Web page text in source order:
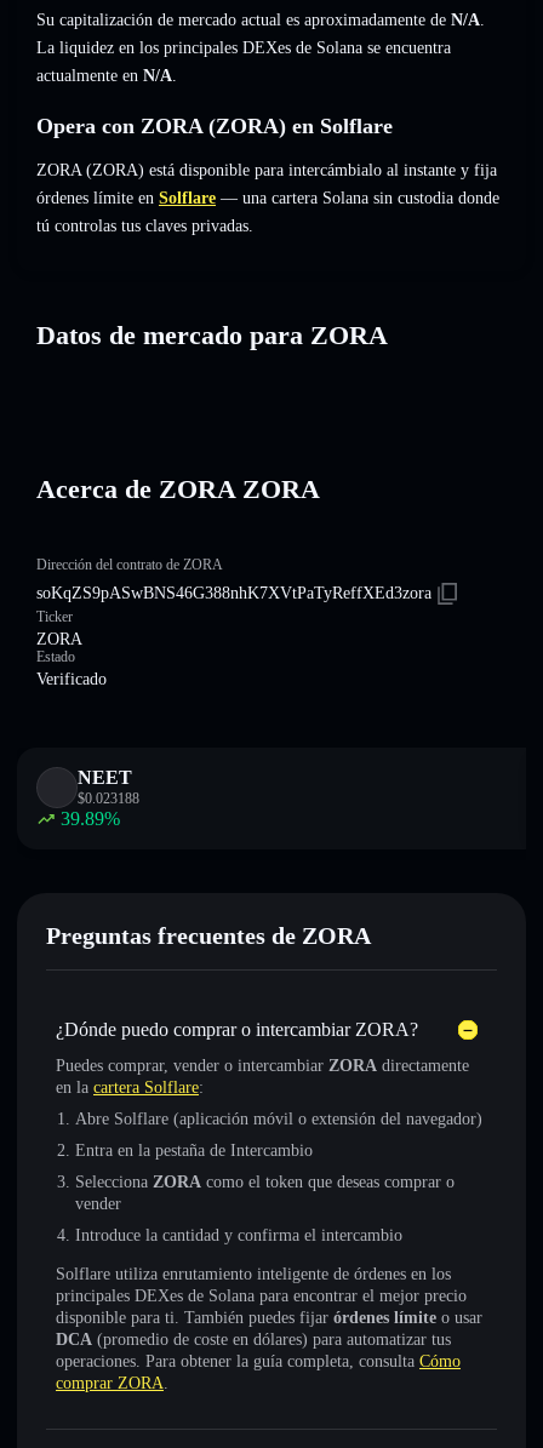
Su capitalización de mercado actual es aproximadamente de N/A.
La liquidez en los principales DEXes de Solana se encuentra
actualmente en N/A.
Opera con ZORA (ZORA) en Solflare
ZORA (ZORA) está disponible para intercámbialo al instante y fija
órdenes límite en Solflare — una cartera Solana sin custodia donde
tú controlas tus claves privadas.
Datos de mercado para ZORA
Acerca de ZORA ZORA
Dirección del contrato de ZORA
soKqZS9pASwBNS46G388nhK7XVtPaTyReffXEd3zora
Ticker
ZORA
Estado
Verificado
NEET
$0.023188
39.89%
Preguntas frecuentes de ZORA
¿Dónde puedo comprar o intercambiar ZORA?
Puedes comprar, vender o intercambiar ZORA directamente
en la cartera Solflare:
Abre Solflare (aplicación móvil o extensión del navegador)
Entra en la pestaña de Intercambio
Selecciona ZORA como el token que deseas comprar o
vender
Introduce la cantidad y confirma el intercambio
Solflare utiliza enrutamiento inteligente de órdenes en los
principales DEXes de Solana para encontrar el mejor precio
disponible para ti. También puedes fijar órdenes límite o usar
DCA (promedio de coste en dólares) para automatizar tus
operaciones. Para obtener la guía completa, consulta Cómo
comprar ZORA.